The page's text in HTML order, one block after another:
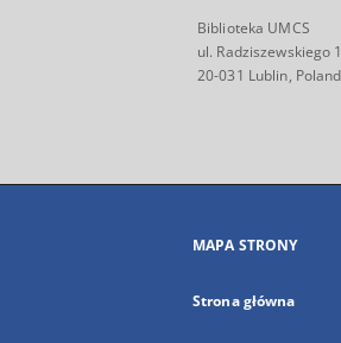
Biblioteka UMCS
ul. Radziszewskiego
20-031 Lublin, Poland
MAPA STRONY
Strona główna